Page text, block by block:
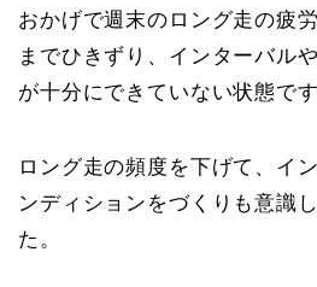
おかげで週末のロング走の疲
までひきずり、インターバル
が十分にできていない状態です
ロング走の頻度を下げて、イ
ンディションをづくりも意識
た。